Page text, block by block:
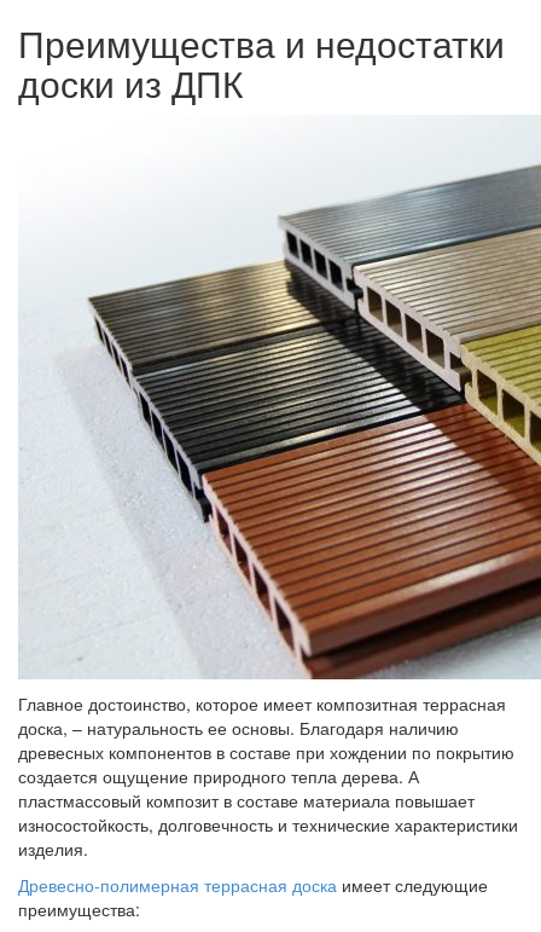
Преимущества и недостатки
доски из ДПК
Главное достоинство, которое имеет композитная террасная
доска, – натуральность ее основы. Благодаря наличию
древесных компонентов в составе при хождении по покрытию
создается ощущение природного тепла дерева. А
пластмассовый композит в составе материала повышает
износостойкость, долговечность и технические характеристики
изделия.
Древесно-полимерная террасная доска имеет следующие
преимущества: